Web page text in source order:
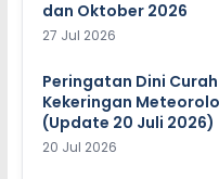
dan Oktober 2026
27 Jul 2026
Peringatan Dini
Kekeringan
(Update 20 Juli 2026)
20 Jul 2026